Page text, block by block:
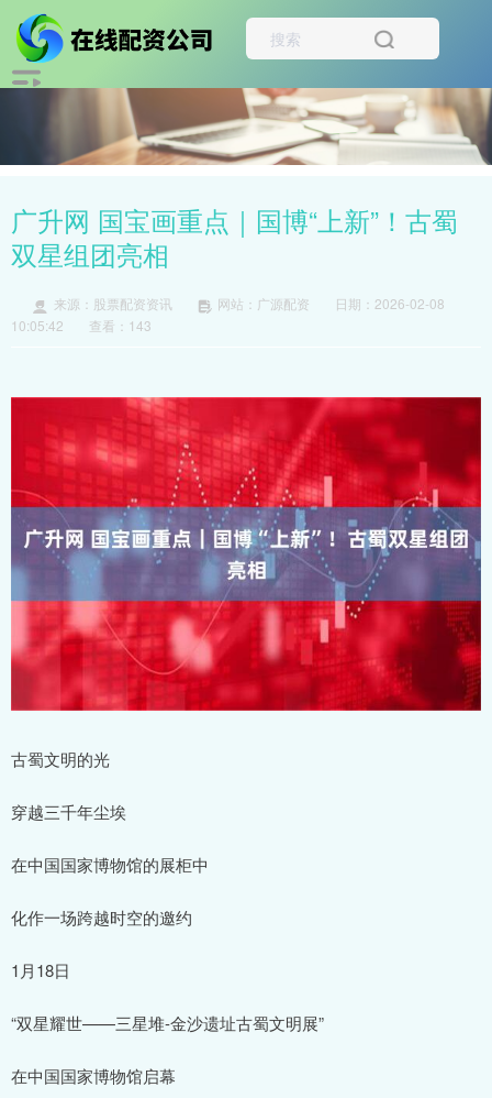
广升网 国宝画重点｜国博“上新”！古蜀
双星组团亮相
来源：股票配资资讯 网站：广源配资
日期：2026-02-08
10:05:42
查看：143
古蜀文明的光
穿越三千年尘埃
在中国国家博物馆的展柜中
化作一场跨越时空的邀约
1月18日
“双星耀世——三星堆-金沙遗址古蜀文明展”
在中国国家博物馆启幕